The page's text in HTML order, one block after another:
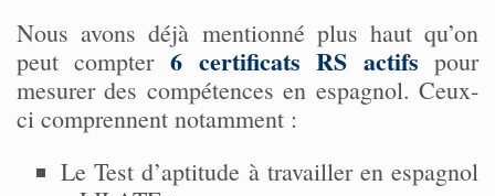
Nous avons déjà mentionné plus haut qu’on
peut compter6 certificats RS actifs pour
mesurer des compétences en espagnol. Ceux-
ci comprennent notamment :
Le Test d’aptitude à travailler en espagnol